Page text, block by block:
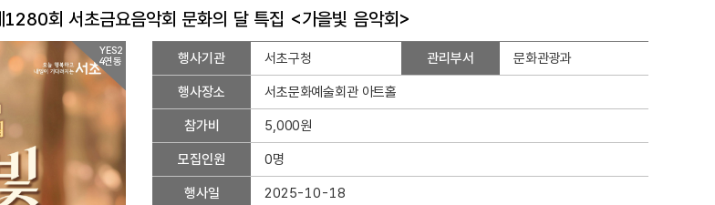
회 서초금요음악회 문화의 달 특집 <가을빛 음악회>
YES2
4연동
사
약
행사기관 서초구청 관리부서 문화관광과
행사장소 서초문화예술회관 아트홀
참가비 5,000원
모집인원 0명
행사일 2025-10-18